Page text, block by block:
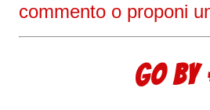
commento o proponi
GO BY